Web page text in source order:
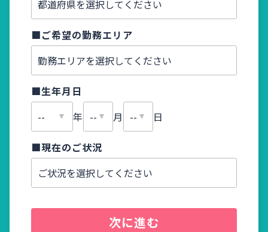
■ご希望の勤務エリア
■生年月日
年
月 日
■現在のご状況
次に進む